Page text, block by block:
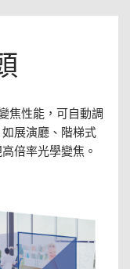
焦性能，可自動調
展演廳、階梯式
倍率光學變焦。